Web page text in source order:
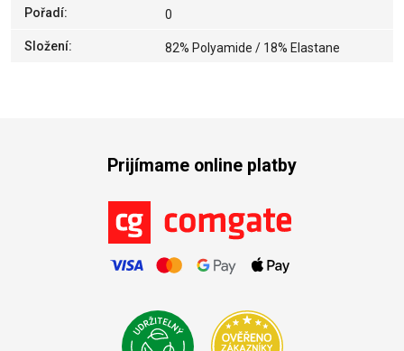
Pořadí: 0
Složení: 82% Polyamide / 18% Elastane
Prijímame online platby